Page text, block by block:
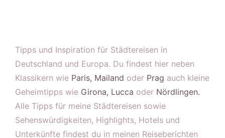
Tipps und Inspiration für Städtereisen in
Deutschland und Europa. Du findest hier neben
Klassikern wie Paris, Mailand oder Prag auch kleine
Geheimtipps wie Girona, Lucca oder Nördlingen.
Alle Tipps für meine Städtereisen sowie
Sehenswürdigkeiten, Highlights, Hotels und
Unterkünfte findest du in meinen Reiseberichten